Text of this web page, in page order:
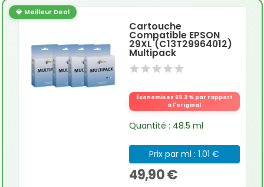
💎 Meilleur Deal
Cartouche
Compatible EPSON
29XL (C13T29964012)
Multipack
Économisez 69.2 % par rapport
à l'original
Quantité : 48.5 ml
Prix par ml : 1.01 €
49,90 €